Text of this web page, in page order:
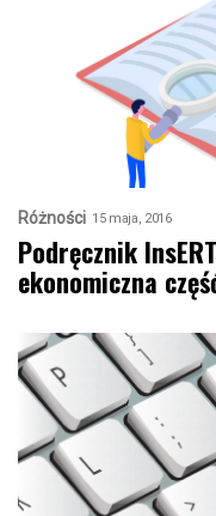
Różności 15 maja, 2016
Podręcznik
ekonomiczna